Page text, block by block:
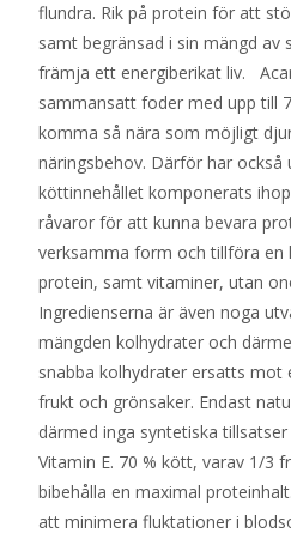
flundra. Rik på protein för att
samt begränsad i sin mängd
främja ett energiberikat liv.
sammansatt foder med upp till
komma så nära som möjligt
näringsbehov. Därför har också
köttinnehållet komponerats
råvaror för att kunna bevara
verksamma form och tillföra en
protein, samt vitaminer, utan
Ingredienserna är även noga
mängden kolhydrater och
snabba kolhydrater ersatts mot
frukt och grönsaker. Endast
därmed inga syntetiska
Vitamin E. 70 % kött, varav 1/3
bibehålla en maximal
att minimera fluktationer i